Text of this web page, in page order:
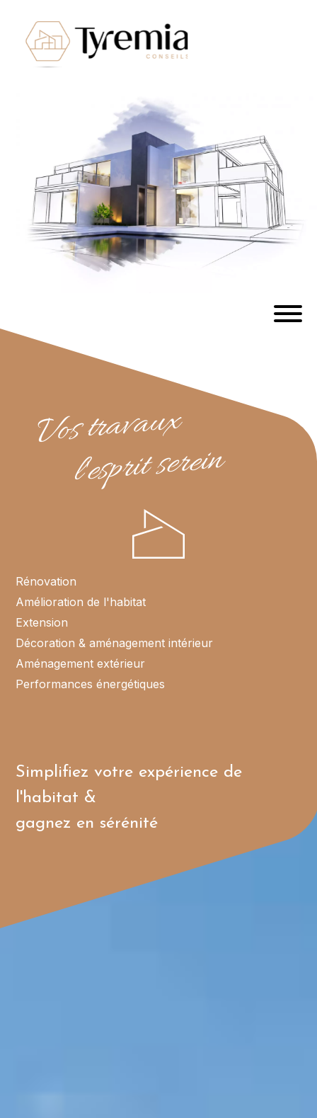
Vos travaux
l'esprit serein
Rénovation
Amélioration de l'habitat
Extension
Décoration & aménagement intérieur
Aménagement extérieur
Performances énergétiques
Simplifiez votre expérience de
l'habitat &
gagnez en sérénité